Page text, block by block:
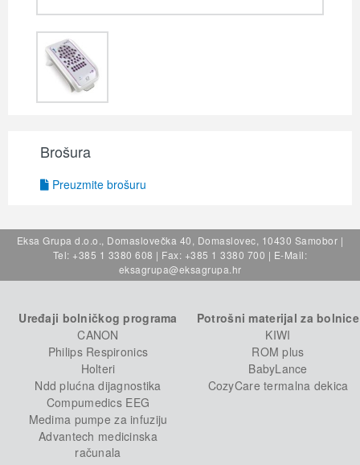
Brošura
Preuzmite brošuru
Eksa Grupa d.o.o., Domaslovečka 40, Domaslovec, 10430 Samobor |
Tel: +385 1 3380 608 | Fax: +385 1 3380 700 | E-Mail:
eksagrupa@eksagrupa.hr
Uređaji bolničkog programa
CANON
Philips Respironics
Holteri
Ndd plućna dijagnostika
Compumedics EEG
Medima pumpe za infuziju
Advantech medicinska
računala
Potrošni materijal za bolnice
KIWI
ROM plus
BabyLance
CozyCare termalna dekica